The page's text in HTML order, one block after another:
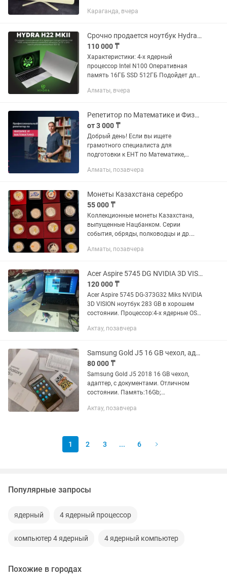
смотрите все на фото, Моноблок в
Караганда, вчера
Срочно продается ноутбук Hydra H22 MKII
110 000 ₸
Характеристики: 4-х ядерный
процессор Intel N100 Оперативная
память 16ГБ SSD 512ГБ Подойдет для
Пользовались год.
Алматы, вчера
Репетитор по Математике и Физике, подготовка ЕНТ
от 3 000 ₸
Добрый день! Если вы ищете
грамотного специалиста для
подготовки к ЕНТ по Математике,
грамотности, который точно знает всю
в команду...
Алматы, позавчера
Монеты Казахстана серебро
55 000 ₸
Коллекционные монеты Казахстана,
выпущенные Нацбанком. Серии
события, обряды, полководцы и др.
лошадь - - 85000 тг. 2.10 лет ЕАС -
Алматы, позавчера
Acer Aspire 5745 DG NVIDIA 3D VISION ноутбук 283 GB
120 000 ₸
Acer Aspire 5745 DG-373G32 Miks NVIDIA
3D VISION ноутбук 283 GB в хорошем
состоянии. Процессор:4-х ядерные OS
(четырехъядерный). Средство 3D —
Актау, позавчера
Samsung Gold J5 16 GB чехол, адаптер
80 000 ₸
Samsung Gold J5 2018 16 GB чехол,
адаптер, с документами. Отличном
состоянии. Память:16Gb;
Есть:адаптер, чехол (с коробками, с
Актау, позавчера
1 2 3 ... 6
Популярные запросы
ядерный 4 ядерный процессор
компьютер 4 ядерный 4 ядерный компьютер
Похожие в городах